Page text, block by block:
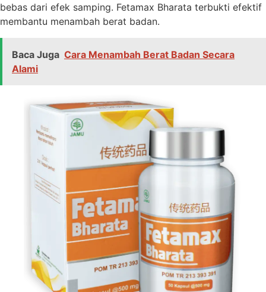
bebas dari efek samping. Fetamax Bharata terbukti efektif
membantu menambah berat badan.
Baca Juga Cara Menambah Berat Badan Secara
Alami